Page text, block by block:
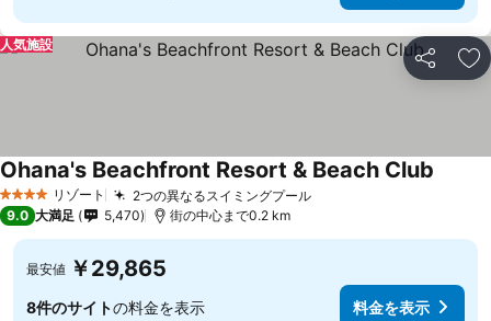
シェア お
人気施設
4 ホテルのランク
リゾート 2つの異なるスイミングプール料金を表示
Ohana's Beachfront Resort & Beach Club
9.0 大満足 5,470 街の中心まで0.2 km
最安値 ￥29,865
8件のサイトの料金を表示 料金を表示